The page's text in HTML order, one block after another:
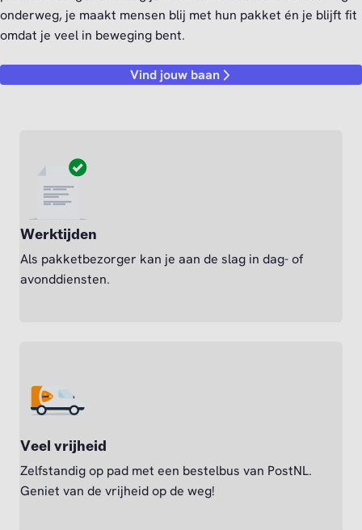
onderweg, je maakt mensen blij met hun pakket én je blijft fit
omdat je veel in beweging bent.
Vind jouw baan
Werktijden
Als pakketbezorger kan je aan de slag in dag- of
avonddiensten.
Veel vrijheid
Zelfstandig op pad met een bestelbus van PostNL.
Geniet van de vrijheid op de weg!